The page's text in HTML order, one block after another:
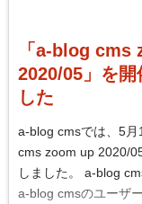
「a-blog cms
2020/05」を開
した
a-blog cmsでは、5
cms zoom up 2020/
しました。 a-blog
a-blog cmsのユーザ